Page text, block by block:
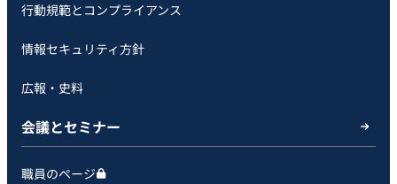
行動規範とコンプライアンス
情報セキュリティ方針
広報・史料
会議とセミナー
職員のページ